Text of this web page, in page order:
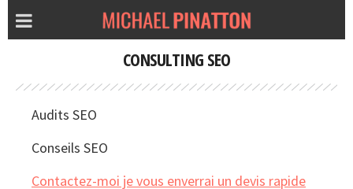
CONSULTING SEO
Audits SEO
Conseils SEO
Contactez-moi je vous enverrai un devis rapide